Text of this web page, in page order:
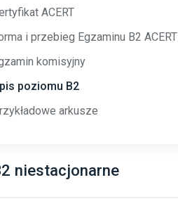
ACERT
i przebieg Egzaminu B2 ACERT
komisyjny
poziomu B2
arkusze
niestacjonarne